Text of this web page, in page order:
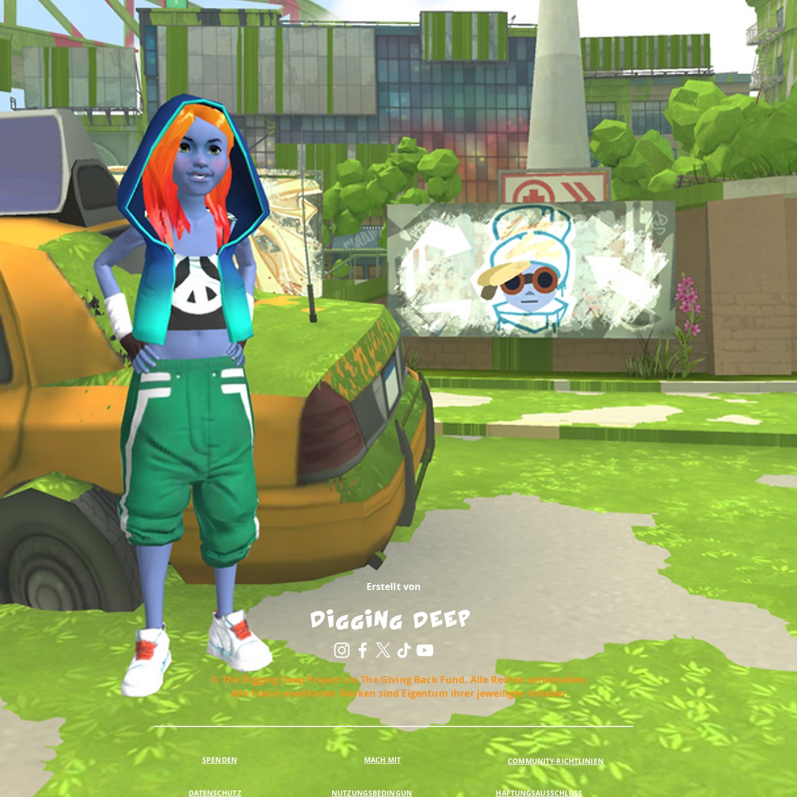
Erstellt von
© The Digging Deep Project c/o The Giving Back Fund. Alle Rechte vorbehalten.
Alle hierin erwähnten Marken sind Eigentum ihrer jeweiligen Inhaber.
SPENDEN
DATENSCHUTZ
MACH MIT
NUTZUNGSBEDINGUN
COMMUNITY-RICHTLINIEN
HAFTUNGSAUSSCHLUSS